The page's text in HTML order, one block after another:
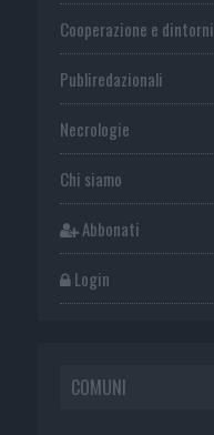
Cooperazione e dintorni
Publiredazionali
Necrologie
Chi siamo
Abbonati
Login
COMUNI